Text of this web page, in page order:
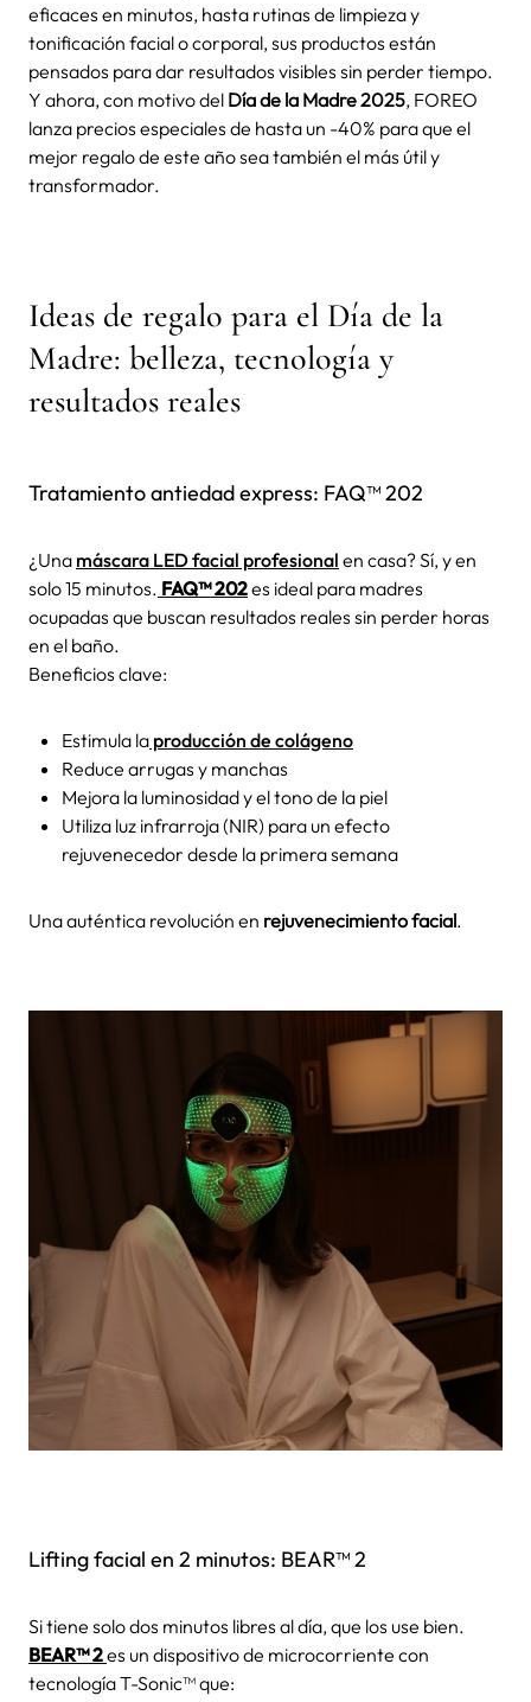
eficaces en minutos, hasta rutinas de limpieza y
tonificación facial o corporal, sus productos están
pensados para dar resultados visibles sin perder tiempo.
Y ahora, con motivo del Día de la Madre 2025, FOREO
lanza precios especiales de hasta un -40% para que el
mejor regalo de este año sea también el más útil y
transformador.
Ideas de regalo para el Día de la
Madre: belleza, tecnología y
resultados reales
Tratamiento antiedad express: FAQ™ 202
¿Una máscara LED facial profesional en casa? Sí, y en
solo 15 minutos. FAQ™ 202es ideal para madres
ocupadas que buscan resultados reales sin perder horas
en el baño.
Beneficios clave:
Estimula la producción de colágeno
Reduce arrugas y manchas
Mejora la luminosidad y el tono de la piel
Utiliza luz infrarroja (NIR) para un efecto
rejuvenecedor desde la primera semana
Una auténtica revolución en rejuvenecimiento facial.
Lifting facial en 2 minutos: BEAR™ 2
Si tiene solo dos minutos libres al día, que los use bien.
BEAR™ 2es un dispositivo de microcorriente con
tecnología T-Sonic™ que: